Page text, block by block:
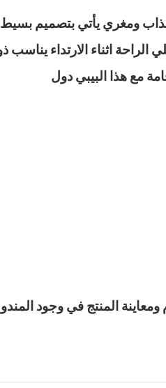
ومغري يأتي بتصميم
مع هذا البيبي دول
ومعاينة المنتج في وجود